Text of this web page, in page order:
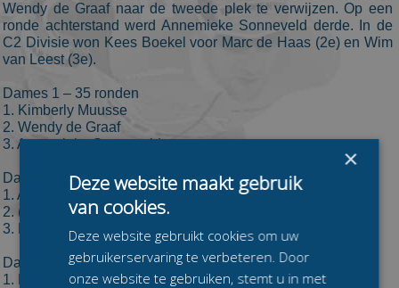
Wendy de Graaf naar de tweede plek te verwijzen. Op een
ronde achterstand werd Annemieke Sonneveld derde. In de
C2 Divisie won Kees Boekel voor Marc de Haas (2e) en Wim
van Leest (3e).
Dames 1 – 35 ronden
1. Kimberly Muusse
2. Wendy de Graaf
3. Annemieke Sonneveld
Dames 2 – 30 ronden
1. Anja Gerritsen
2. (onbekend)
3. Liz van der Werff
Dames 3 – 20 ronden
1. Heleen de Koning
×
Deze website maakt gebruik
van cookies.
Deze website gebruikt cookies om uw
gebruikerservaring te verbeteren. Door
onze website te gebruiken, stemt u in met